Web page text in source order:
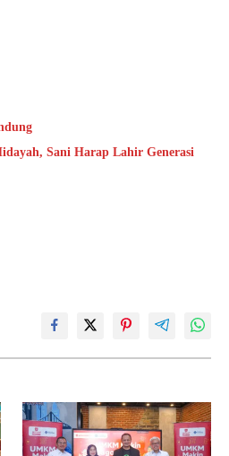
Sani Harap Lahir Generasi